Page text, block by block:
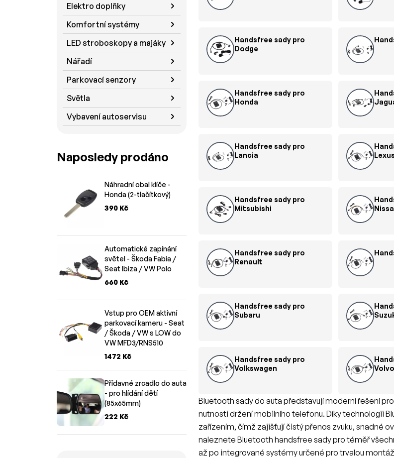
Elektro doplňky
Komfortní systémy
LED stroboskopy a majáky
Nářadí
Parkovací senzory
Světla
Vybavení autoservisu
Naposledy prodáno
Náhradní obal klíče -
Honda (2-tlačítkový)
390 Kč
Automatické zapínání
světel - Škoda Fabia /
Seat Ibiza / VW Polo
660 Kč
Vstup pro OEM aktivní
parkovací kameru - Seat
/ Škoda / VW s LOW do
VW MFD3/RNS510
1472 Kč
Přídavné zrcadlo do auta
- pro hlídání dětí
(85x65mm)
222 Kč
Handsfree sady pro
Dodge
Handsfree sady pro
Honda
Handsfree sady pro
Lancia
Lexus
Handsfree sady pro
Mitsubishi
Handsfree sady pro
Renault
Handsfree sady pro
Subaru
Handsfree sady pro
Volkswagen
Volvo
Bluetooth sady do auta představují moderní řešení
nutnosti držení mobilního telefonu. Díky technologii
zařízením, čímž zajišťují čistý přenos zvuku, snadné
naleznete Bluetooth handsfree sady pro téměř
až po integrované systémy určené pro trvalou